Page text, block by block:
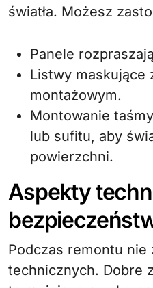
światła. Możesz
Panele
Listwy maskujące
montażowym.
Montowanie
lub sufitu, aby
powierzchni.
Aspekty
Podczas remontu
technicznych. Dobre